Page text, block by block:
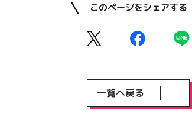
このページをシェアする
一覧へ戻る